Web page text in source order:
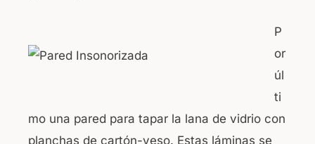
P
or
úl
ti
mo una pared para tapar la lana de vidrio con
planchas de cartón-yeso. Estas láminas se